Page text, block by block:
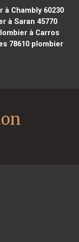
Chambly 60230
à Saran 45770
à Carros
78610plombier